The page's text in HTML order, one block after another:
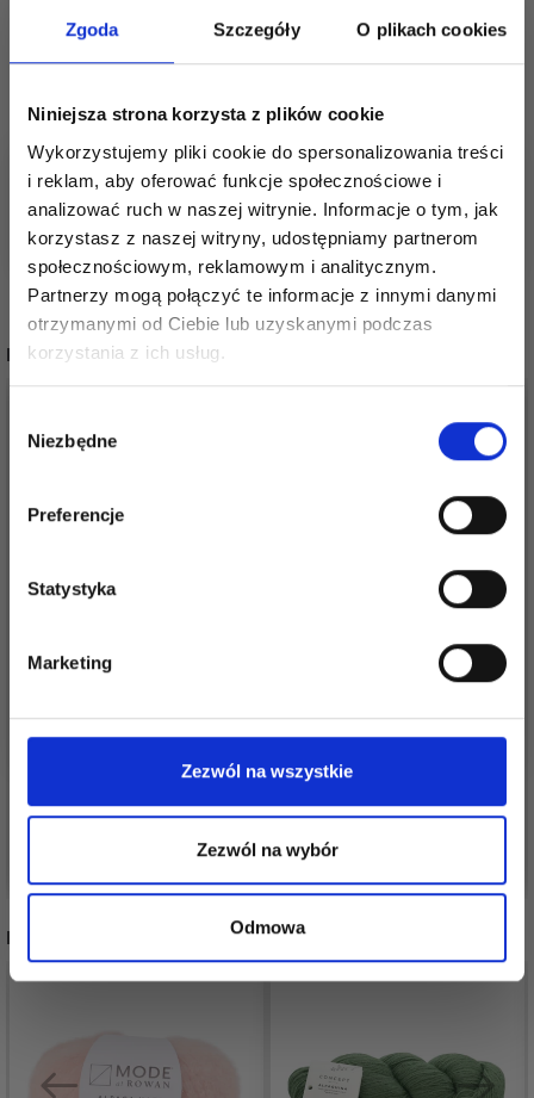
Zgoda Szczegóły O plikach cookies
Niniejsza strona korzysta z plików cookie
Wykorzystujemy pliki cookie do spersonalizowania treści
i reklam, aby oferować funkcje społecznościowe i
analizować ruch w naszej witrynie. Informacje o tym, jak
korzystasz z naszej witryny, udostępniamy partnerom
społecznościowym, reklamowym i analitycznym.
Partnerzy mogą połączyć te informacje z innymi danymi
otrzymanymi od Ciebie lub uzyskanymi podczas
korzystania z ich usług.
zgody
Niezbędne
Preferencje
Statystyka
Marketing
Zezwól na wszystkie
Zezwól na wybór
Odmowa
Zobacz wszystkie włóczki z wełny merynosów
tutaj
Zobacz wszystkie włóczki od Kremke Soul Wool
tutaj
Zobacz wszystkie wzory na druty 5-6 mm tutaj
POPULARNE ALTERNATYWY
MERINO 70 GOTS
Zobacz wszystkie opcje
MERINO 140 GOTS
Zobacz wszystkie opcje
INNI TEŻ WIDZIELI
Oszczędź nawet do 50%
miłośników włóczek i uzyskaj wyłączny
dostęp do inspirujących wzorów na druty i